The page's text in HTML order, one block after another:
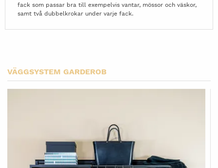
fack som passar bra till exempelvis vantar, mössor och väskor,
samt två dubbelkrokar under varje fack.
VÄGGSYSTEM GARDEROB